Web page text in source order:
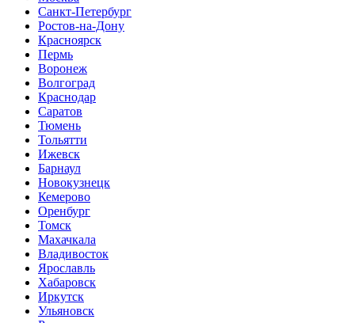
Санкт-Петербург
Ростов-на-Дону
Красноярск
Пермь
Воронеж
Волгоград
Краснодар
Саратов
Тюмень
Тольятти
Ижевск
Барнаул
Новокузнецк
Кемерово
Оренбург
Томск
Махачкала
Владивосток
Ярославль
Хабаровск
Иркутск
Ульяновск